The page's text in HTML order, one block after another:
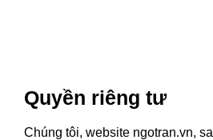
Quyền riêng tư
Chúng tôi, website ngotran.vn,